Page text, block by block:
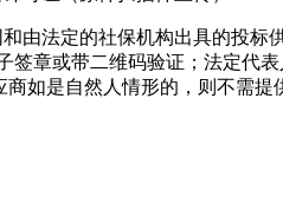
由法定的社保机构出具的投
章或带二维码验证；法定代
如是自然人情形的，则不需